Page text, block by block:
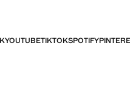
YOUTUBETIKTOKSPOTIFY